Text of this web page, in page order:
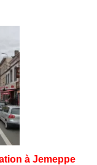
à Jemeppe